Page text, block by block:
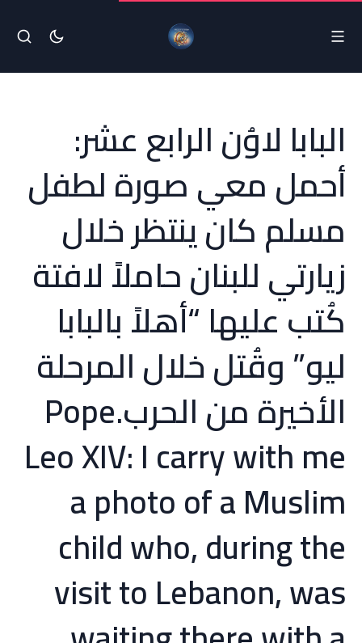
البابا لاوُن الرابع عشر:
أحمل معي صورة لطفل
مسلم كان ينتظر خلال
زيارتي للبنان حاملاً لافتة
كُتب عليها “أهلاً بالبابا
ليو” وقُتل خلال المرحلة
الأخيرة من الحرب.Pope
Leo XIV: I carry with me
a photo of a Muslim
child who, during the
visit to Lebanon, was